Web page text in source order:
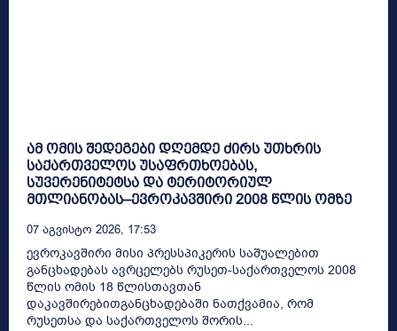
ამ ომის შედეგები დღემდე ძირს უთხრის
საქართველოს უსაფრთხოებას,
სუვერენიტეტსა და ტერიტორიულ
მთლიანობას–ევროკავშირი 2008 წლის ომზე
07 Აგვისტო 2026, 17:53
ევროკავშირი მისი პრესსპიკერის საშუალებით
განცხადებას ავრცელებს რუსეთ-საქართველოს 2008
წლის ომის 18 წლისთავთან
დაკავშირებითგანცხადებაში ნათქვამია, რომ
რუსეთსა და საქართველოს შორის...